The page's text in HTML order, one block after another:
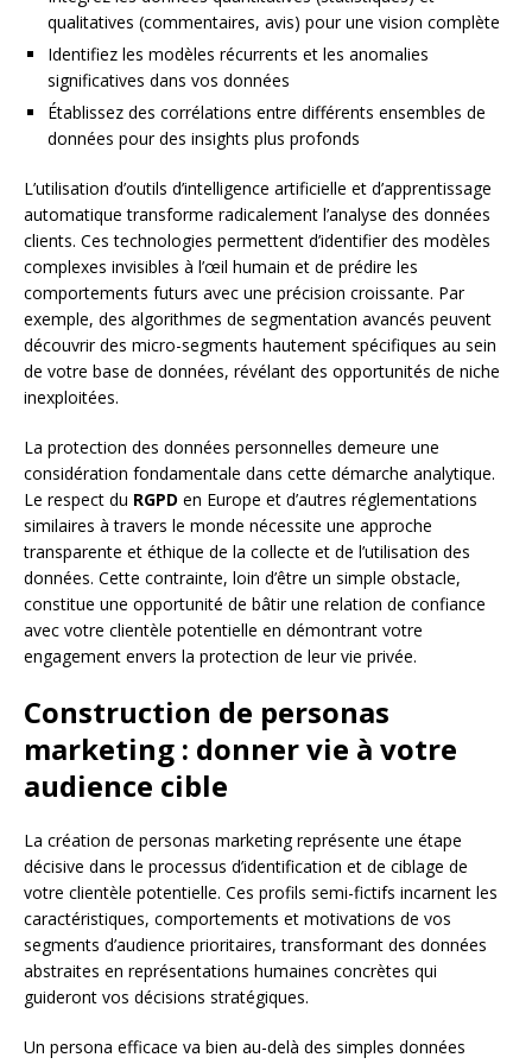
qualitatives (commentaires, avis) pour une vision complète
Identifiez les modèles récurrents et les anomalies
significatives dans vos données
Établissez des corrélations entre différents ensembles de
données pour des insights plus profonds
L’utilisation d’outils d’intelligence artificielle et d’apprentissage
automatique transforme radicalement l’analyse des données
clients. Ces technologies permettent d’identifier des modèles
complexes invisibles à l’œil humain et de prédire les
comportements futurs avec une précision croissante. Par
exemple, des algorithmes de segmentation avancés peuvent
découvrir des micro-segments hautement spécifiques au sein
de votre base de données, révélant des opportunités de niche
inexploitées.
La protection des données personnelles demeure une
considération fondamentale dans cette démarche analytique.
Le respect du RGPD en Europe et d’autres réglementations
similaires à travers le monde nécessite une approche
transparente et éthique de la collecte et de l’utilisation des
données. Cette contrainte, loin d’être un simple obstacle,
constitue une opportunité de bâtir une relation de confiance
avec votre clientèle potentielle en démontrant votre
engagement envers la protection de leur vie privée.
Construction de personas
marketing : donner vie à votre
audience cible
La création de personas marketing représente une étape
décisive dans le processus d’identification et de ciblage de
votre clientèle potentielle. Ces profils semi-fictifs incarnent les
caractéristiques, comportements et motivations de vos
segments d’audience prioritaires, transformant des données
abstraites en représentations humaines concrètes qui
guideront vos décisions stratégiques.
Un persona efficace va bien au-delà des simples données